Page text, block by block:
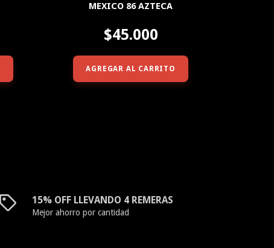
MEXICO 86 AZTECA
$45.000
AGREGAR AL CARRITO
15% OFF LLEVANDO 4 REMERAS
Mejor ahorro por cantidad